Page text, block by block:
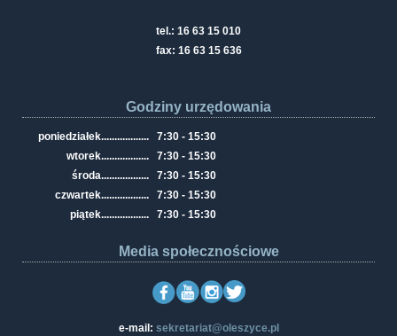
tel.: 16 63 15 010
fax: 16 63 15 636
Godziny urzędowania
poniedziałek..................
7:30 - 15:30
wtorek..................
7:30 - 15:30
środa..................
7:30 - 15:30
czwartek..................
7:30 - 15:30
piątek.................. 7:30 - 15:30
Media społecznościowe
e-mail: sekretariat@oleszyce.pl